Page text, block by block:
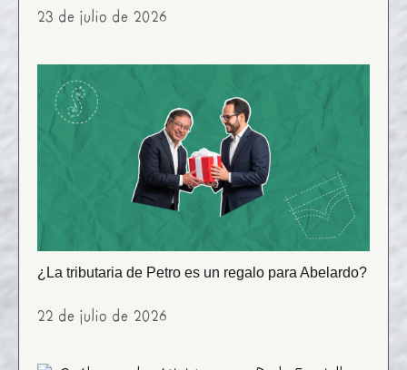
23 de julio de 2026
¿La tributaria de Petro es un regalo para Abelardo?
22 de julio de 2026